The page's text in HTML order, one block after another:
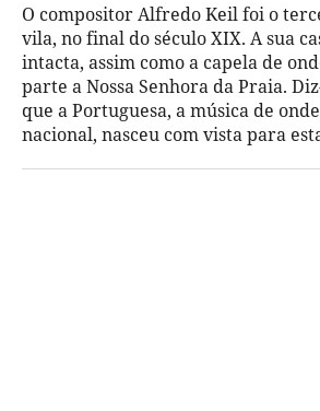
O compositor Alfredo Keil foi o
vila, no final do século XIX. A sua
intacta, assim como a capela de
parte a Nossa Senhora da Praia.
que a Portuguesa, a música de
nacional, nasceu com vista para